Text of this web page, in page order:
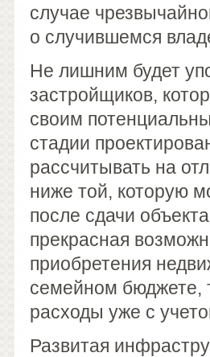
случае
о случившемся
Не лишним будет
застройщиков,
своим
стадии
рассчитывать на
ниже той, которую
после сдачи
прекрасная
приобретения
семейном бюджете,
расходы уже с
Развитая